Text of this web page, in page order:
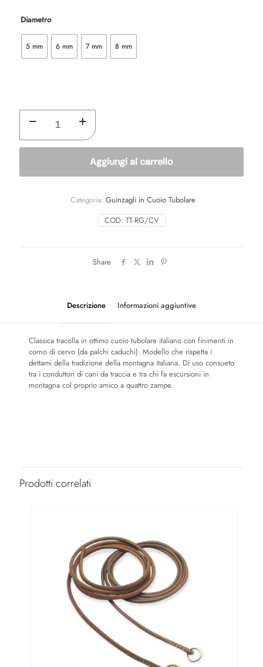
Diametro
5 mm 6 mm 7 mm 8 mm
TRACOLLE
TUBOLARE
CON
IN
Aggiungi al carrello
COD: TT-RG/CV
Categoria: Guinzagli in Cuoio Tubolare
Share
Descrizione Informazioni aggiuntive
Classica tracolla in ottimo cuoio tubolare italiano con finimenti in
corno di cervo (da palchi caduchi). Modello che rispetta i
dettami della tradizione della montagna italiana. Di uso consueto
tra i conduttori di cani da traccia e tra chi fa escursioni in
montagna col proprio amico a quattro zampe.
Prodotti correlati